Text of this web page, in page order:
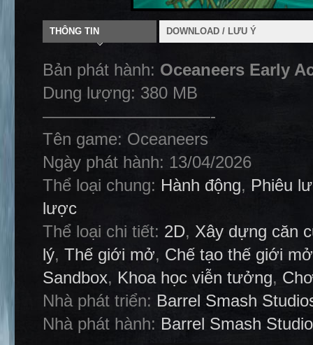
THÔNG TIN DOWNLOAD / LƯU Ý
Bản phát hành: Oceaneers Early
Dung lượng: 380 MB
——————————-
Tên game: Oceaneers
Ngày phát hành: 13/04/2026
Thể loại chung: Hành động, Phiêu
lược
Thể loại chi tiết: 2D, Xây dựng căn
lý, Thế giới mở, Chế tạo thế giới mở
Sandbox, Khoa học viễn tưởng,
Nhà phát triển: Barrel Smash
Nhà phát hành: Barrel Smash